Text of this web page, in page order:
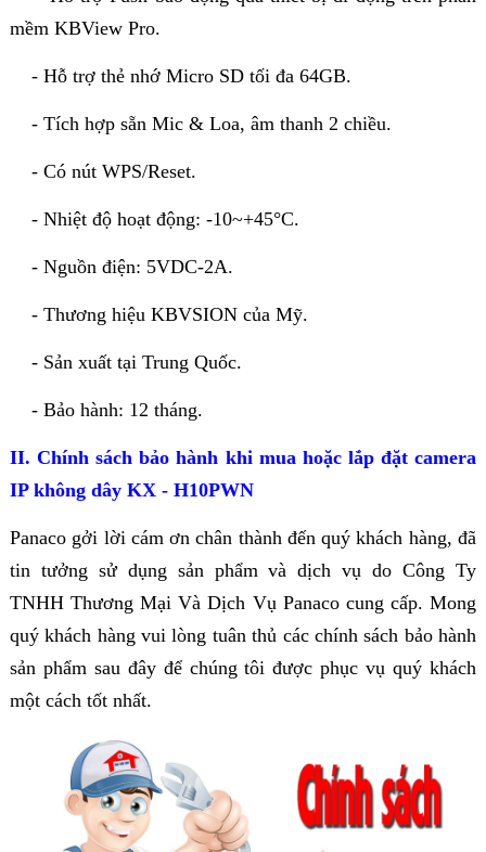
mềm KBView Pro.
- Hỗ trợ thẻ nhớ Micro SD tối đa 64GB.
- Tích hợp sẵn Mic & Loa, âm thanh 2 chiều.
- Có nút WPS/Reset.
- Nhiệt độ hoạt động: -10~+45°C.
- Nguồn điện: 5VDC-2A.
- Thương hiệu KBVSION của Mỹ.
- Sản xuất tại Trung Quốc.
- Bảo hành: 12 tháng.
II. Chính sách bảo hành khi mua hoặc lắp đặt camera
IP không dây KX - H10PWN
Panaco gởi lời cám ơn chân thành đến quý khách hàng, đã
tin tưởng sử dụng sản phẩm và dịch vụ do Công Ty
TNHH Thương Mại Và Dịch Vụ Panaco cung cấp. Mong
quý khách hàng vui lòng tuân thủ các chính sách bảo hành
sản phẩm sau đây để chúng tôi được phục vụ quý khách
một cách tốt nhất.